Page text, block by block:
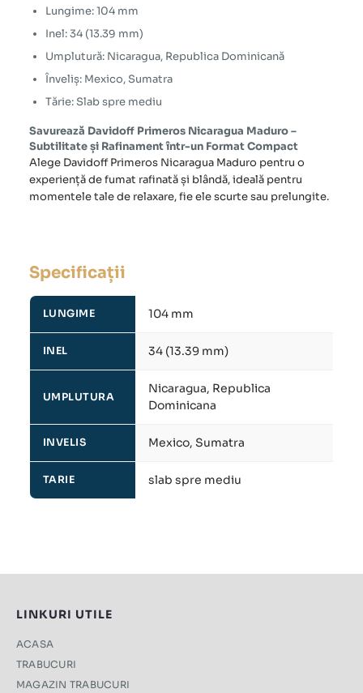
Lungime: 104 mm
Inel: 34 (13.39 mm)
Umplutură: Nicaragua, Republica Dominicană
Înveliș: Mexico, Sumatra
Tărie: Slab spre mediu
Savurează Davidoff Primeros Nicaragua Maduro –
Subtilitate și Rafinament într-un Format Compact
Alege Davidoff Primeros Nicaragua Maduro pentru o
experiență de fumat rafinată și blândă, ideală pentru
momentele tale de relaxare, fie ele scurte sau prelungite.
Specificații
LUNGIME 104 mm
INEL 34 (13.39 mm)
UMPLUTURA
Nicaragua, Republica
Dominicana
INVELIS Mexico, Sumatra
TARIE slab spre mediu
LINKURI UTILE
ACASA
TRABUCURI
MAGAZIN TRABUCURI